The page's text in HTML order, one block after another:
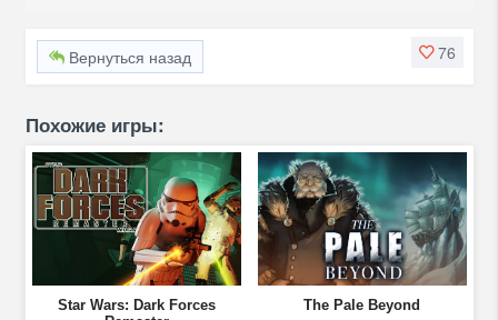
76
Вернуться назад
Похожие игры:
Star Wars: Dark Forces
The Pale Beyond